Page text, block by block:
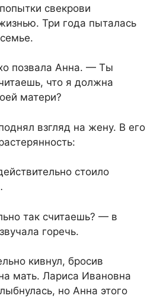
свекрови
Три года пыталась
позвала Анна. — Ты
что я должна
матери?
взгляд на жену. В его
стоило
так считаешь? — в
горечь.
кивнул, бросив
мать. Лариса Ивановна
но Анна этого